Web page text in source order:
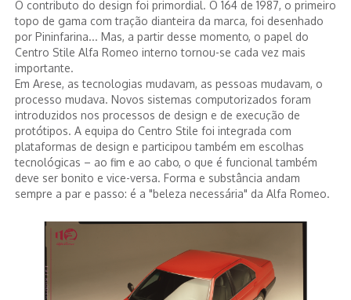
O contributo do design foi primordial. O 164 de 1987, o primeiro
topo de gama com tração dianteira da marca, foi desenhado
por Pininfarina... Mas, a partir desse momento, o papel do
Centro Stile Alfa Romeo interno tornou-se cada vez mais
importante.
Em Arese, as tecnologias mudavam, as pessoas mudavam, o
processo mudava. Novos sistemas computorizados foram
introduzidos nos processos de design e de execução de
protótipos. A equipa do Centro Stile foi integrada com
plataformas de design e participou também em escolhas
tecnológicas – ao fim e ao cabo, o que é funcional também
deve ser bonito e vice-versa. Forma e substância andam
sempre a par e passo: é a "beleza necessária" da Alfa Romeo.